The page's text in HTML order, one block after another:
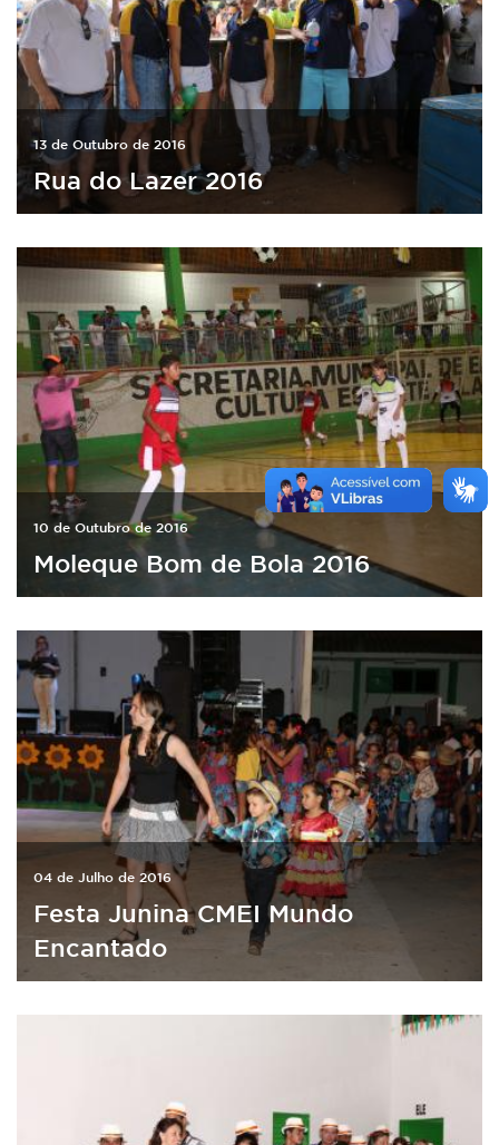
13 de Outubro de 2016
Rua do Lazer 2016
10 de Outubro de 2016
Moleque Bom de Bola 2016
04 de Julho de 2016
Festa Junina CMEI Mundo
Encantado